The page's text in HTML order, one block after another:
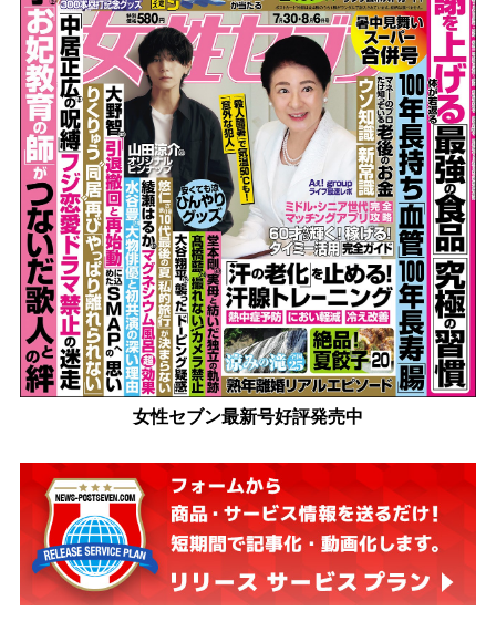
女性セブン最新号好評発売中